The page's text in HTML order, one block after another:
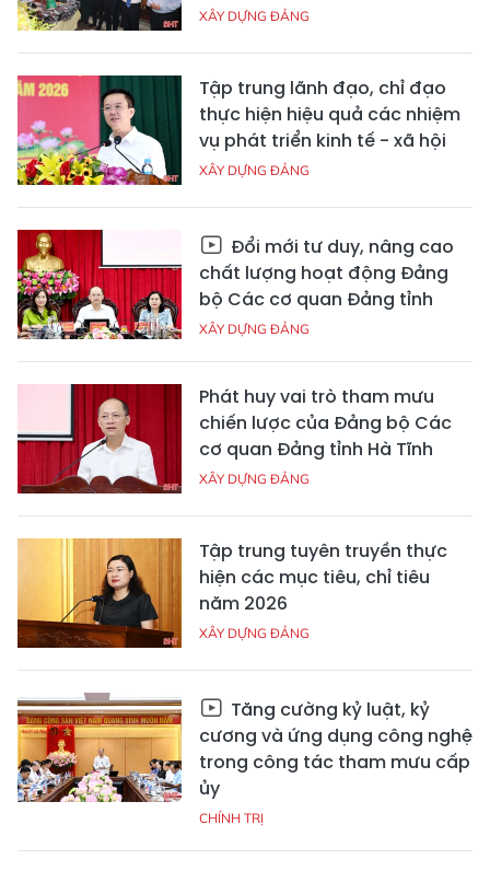
XÂY DỰNG ĐẢNG
Tập trung lãnh đạo, chỉ đạo
thực hiện hiệu quả các nhiệm
vụ phát triển kinh tế - xã hội
XÂY DỰNG ĐẢNG
Đổi mới tư duy, nâng cao
chất lượng hoạt động Đảng
bộ Các cơ quan Đảng tỉnh
XÂY DỰNG ĐẢNG
Phát huy vai trò tham mưu
chiến lược của Đảng bộ Các
cơ quan Đảng tỉnh Hà Tĩnh
XÂY DỰNG ĐẢNG
Tập trung tuyên truyền thực
hiện các mục tiêu, chỉ tiêu
năm 2026
XÂY DỰNG ĐẢNG
Tăng cường kỷ luật, kỷ
cương và ứng dụng công nghệ
trong công tác tham mưu cấp
ủy
CHÍNH TRỊ